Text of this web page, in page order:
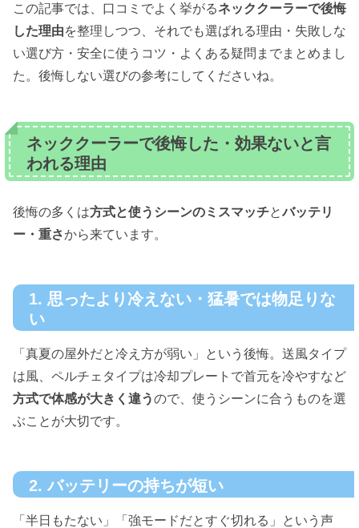
この記事では、口コミでよく挙がるネッククーラーで後悔
した理由を整理しつつ、それでも選ばれる理由・失敗しな
い選び方・安全に使うコツ・よくある疑問までまとめまし
た。後悔しない選びの参考にしてくださいね。
ネッククーラーで後悔した・効果ないと言
われる理由
後悔の多くは方式と使うシーンのミスマッチとバッテリ
ー・重さから来ています。
1. 思ったより冷えない・猛暑では物足りな
い
「真夏の屋外だと冷え方が弱い」という後悔。送風タイプ
は風、ペルチェタイプは冷却プレートで首元を冷やすなど
方式で体感が大きく違うので、使うシーンに合うものを選
ぶことが大切です。
2. バッテリーの持ちが短い
「半日もたない」「強モードだとすぐ切れる」という声